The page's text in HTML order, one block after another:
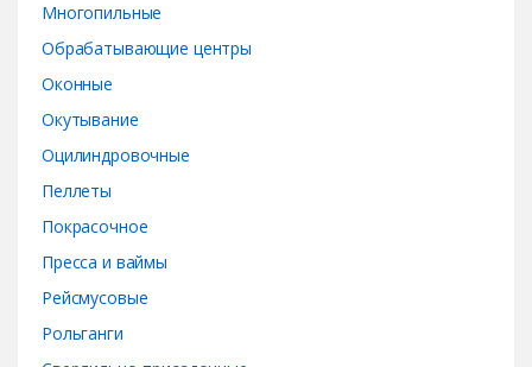
Многопильные
Обрабатывающие центры
Оконные
Окутывание
Оцилиндровочные
Пеллеты
Покрасочное
Пресса и ваймы
Рейсмусовые
Рольганги